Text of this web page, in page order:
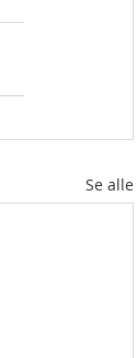
Se alle